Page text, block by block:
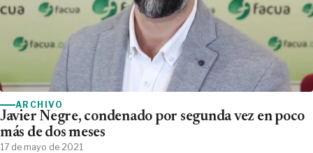
ARCHIVO
Javier Negre, condenado por segunda vez en poco
más de dos meses
17 de mayo de 2021